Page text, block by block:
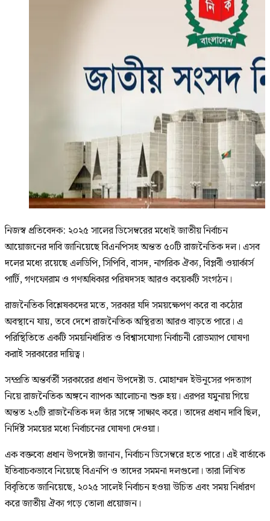
নিজস্ব প্রতিবেদক: ২০২৫ সালের ডিসেম্বরের মধ্যেই জাতীয় নির্বাচন
আয়োজনের দাবি জানিয়েছে বিএনপিসহ অন্তত ৫০টি রাজনৈতিক দল। এসব
দলের মধ্যে রয়েছে এলডিপি, সিপিবি, বাসদ, নাগরিক ঐক্য, বিপ্লবী ওয়ার্কার্স
পার্টি, গণফোরাম ও গণঅধিকার পরিষদসহ আরও কয়েকটি সংগঠন।
রাজনৈতিক বিশ্লেষকদের মতে, সরকার যদি সময়ক্ষেপণ করে বা কঠোর
অবস্থানে যায়, তবে দেশে রাজনৈতিক অস্থিরতা আরও বাড়তে পারে। এ
পরিস্থিতিতে একটি সময়নির্ধারিত ও বিশ্বাসযোগ্য নির্বাচনী রোডম্যাপ ঘোষণা
করাই সরকারের দায়িত্ব।
সম্প্রতি অন্তর্বর্তী সরকারের প্রধান উপদেষ্টা ড. মোহাম্মদ ইউনূসের পদত্যাগ
নিয়ে রাজনৈতিক অঙ্গনে ব্যাপক আলোচনা শুরু হয়। এরপর যমুনায় গিয়ে
অন্তত ২৩টি রাজনৈতিক দল তাঁর সঙ্গে সাক্ষাৎ করে। তাদের প্রধান দাবি ছিল,
নির্দিষ্ট সময়ের মধ্যে নির্বাচনের ঘোষণা দেওয়া।
এক বক্তব্যে প্রধান উপদেষ্টা জানান, নির্বাচন ডিসেম্বরে হতে পারে। এই বার্তাকে
ইতিবাচকভাবে নিয়েছে বিএনপি ও তাদের সমমনা দলগুলো। তারা লিখিত
বিবৃতিতে জানিয়েছে, ২০২৫ সালেই নির্বাচন হওয়া উচিত এবং সময় নির্ধারণ
করে জাতীয় ঐক্য গড়ে তোলা প্রয়োজন।